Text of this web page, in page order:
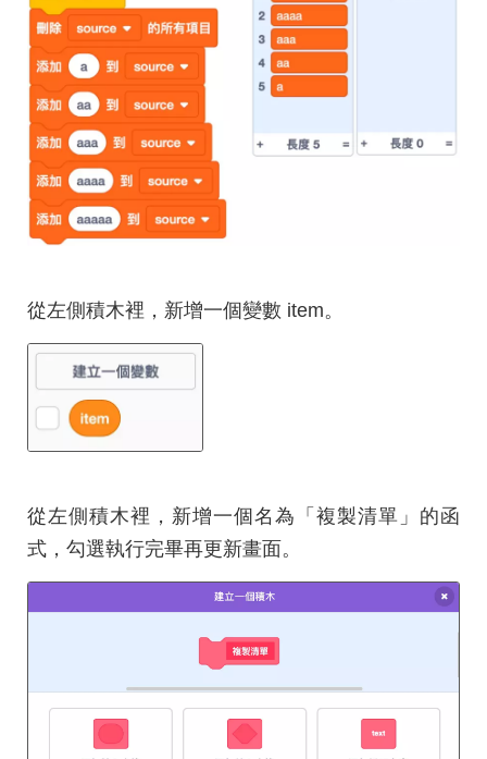
從左側積木裡，新增一個變數 item。
從左側積木裡，新增一個名為「複製清單」的函
式，勾選執行完畢再更新畫面。